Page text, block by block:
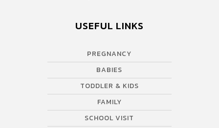
USEFUL LINKS
PREGNANCY
BABIES
TODDLER & KIDS
FAMILY
SCHOOL VISIT